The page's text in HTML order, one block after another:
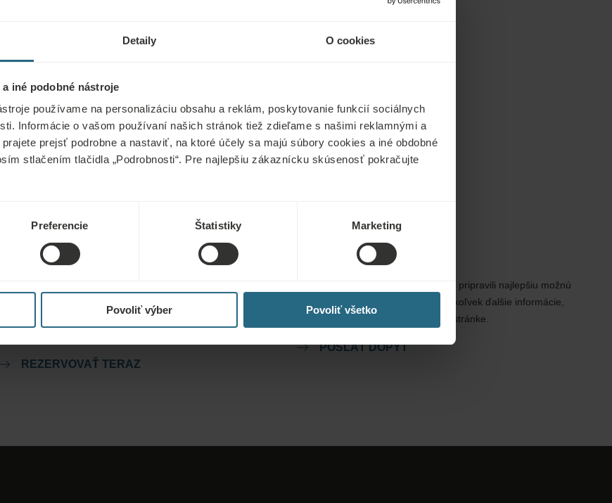
Detaily O cookies
iné podobné nástroje
používame na personalizáciu obsahu a reklám, poskytovanie funkcií sociálnych
Informácie o vašom používaní našich stránok tiež zdieľame s našimi reklamnými a
prejsť podrobne a nastaviť, na ktoré účely sa majú súbory cookies a iné obdobné
stlačením tlačidla „Podrobnosti“. Pre najlepšiu zákaznícku skúsenosť pokračujte
Preferencie Štatistiky Marketing
Povoliť výber Povoliť všetko
Rezervácie
výhody alebo len chcete dostávať novinky o všetkých
REZERVOVAŤ TERAZ
Pošlite nám dopyt, aby sme pre vás pripravili najlepšiu možnú
ponuku. Radi vám poskytneme akékoľvek ďalšie informácie,
ktoré ste nenašli na našej webovej stránke.
POSLAŤ DOPYT